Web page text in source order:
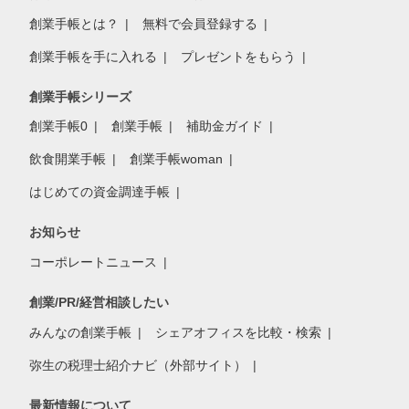
創業手帳とは？ 無料で会員登録する
創業手帳を手に入れる プレゼントをもらう
創業手帳シリーズ
創業手帳0 創業手帳 補助金ガイド
飲食開業手帳 創業手帳woman
はじめての資金調達手帳
お知らせ
コーポレートニュース
創業/PR/経営相談したい
みんなの創業手帳 シェアオフィスを比較・検索
弥生の税理士紹介ナビ（外部サイト）
最新情報について